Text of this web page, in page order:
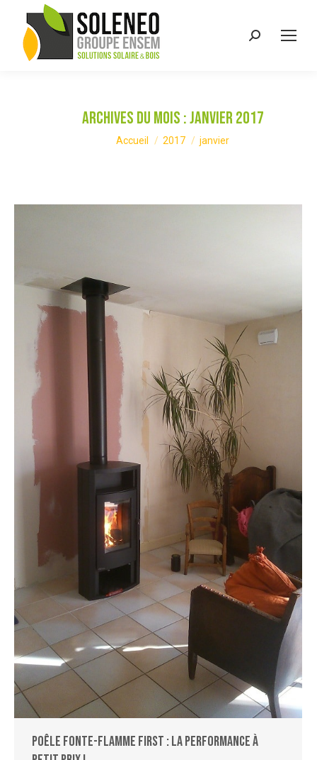
Recherche
Archives du mois :janvier 2017
Vous êtes ici :
Accueil 2017 janvier
Poêle Fonte-Flamme FIRST : la performance à